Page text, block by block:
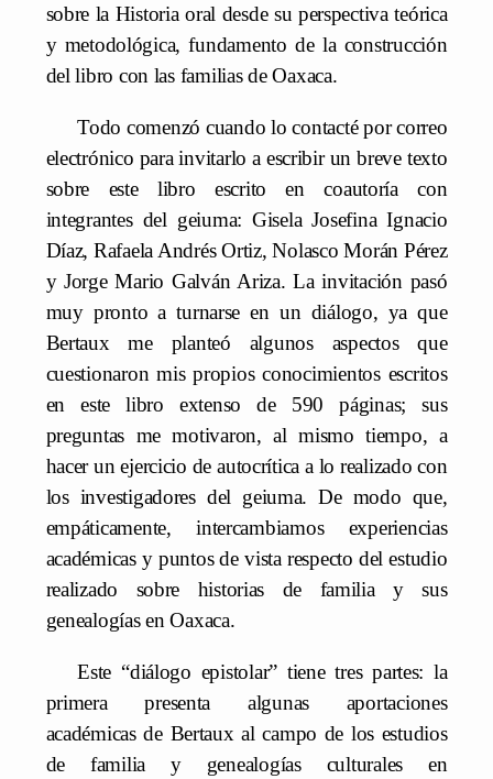
sobre la Historia oral desde su perspectiva teórica
y metodológica, fundamento de la construcción
del libro con las familias de Oaxaca.
Todo comenzó cuando lo contacté por correo
electrónico para invitarlo a escribir un breve texto
sobre este libro escrito en coautoría con
integrantes del geiuma: Gisela Josefina Ignacio
Díaz, Rafaela Andrés Ortiz, Nolasco Morán Pérez
y Jorge Mario Galván Ariza. La invitación pasó
muy pronto a turnarse en un diálogo, ya que
Bertaux me planteó algunos aspectos que
cuestionaron mis propios conocimientos escritos
en este libro extenso de 590 páginas; sus
preguntas me motivaron, al mismo tiempo, a
hacer un ejercicio de autocrítica a lo realizado con
los investigadores del geiuma. De modo que,
empáticamente, intercambiamos experiencias
académicas y puntos de vista respecto del estudio
realizado sobre historias de familia y sus
genealogías en Oaxaca.
Este “diálogo epistolar” tiene tres partes: la
primera presenta algunas aportaciones
académicas de Bertaux al campo de los estudios
de familia y genealogías culturales en